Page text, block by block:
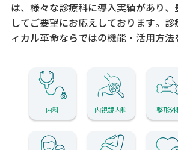
は、様々な診療科に導入実績があり、
してご要望にお応えしております。 診
ィカル革命ならではの機能・活用方法
内科 内視鏡内科 整形外